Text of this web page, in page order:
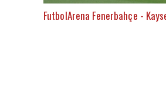
FutbolArena Fenerbahçe -